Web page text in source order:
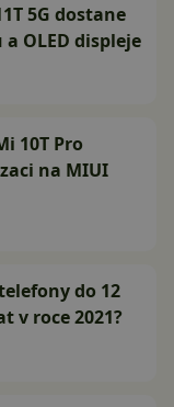
5G dostane
OLED displeje
10T Pro
na MIUI
do 12
v roce 2021?